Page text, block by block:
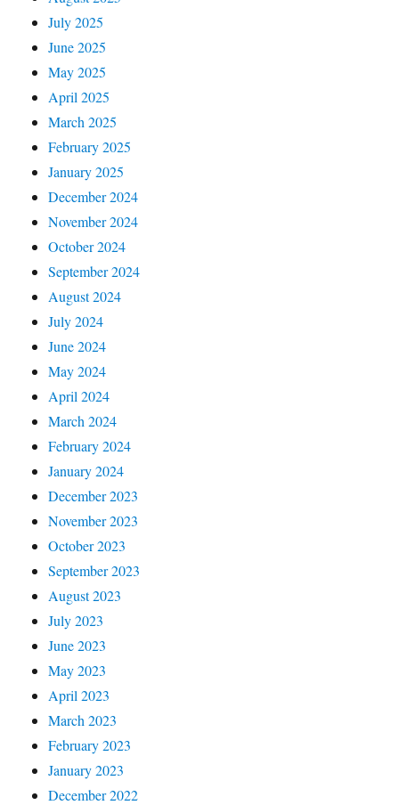
July 2025
June 2025
May 2025
April 2025
March 2025
February 2025
January 2025
December 2024
November 2024
October 2024
September 2024
August 2024
July 2024
June 2024
May 2024
April 2024
March 2024
February 2024
January 2024
December 2023
November 2023
October 2023
September 2023
August 2023
July 2023
June 2023
May 2023
April 2023
March 2023
February 2023
January 2023
December 2022